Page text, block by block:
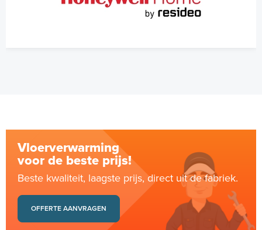
Vloerverwarming
voor de beste prijs!
Beste kwaliteit, laagste prijs, direct uit de fabriek.
OFFERTE AANVRAGEN